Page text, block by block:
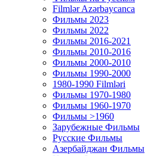
Filmlər Azərbaycanca
Фильмы 2023
Фильмы 2022
Фильмы 2016-2021
Фильмы 2010-2016
Фильмы 2000-2010
Фильмы 1990-2000
1980-1990 Filmləri
Фильмы 1970-1980
Фильмы 1960-1970
Фильмы >1960
Зарубежные Фильмы
Русские Фильмы
Азербайджан Фильмы